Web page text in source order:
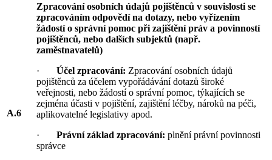
A.6
Zpracování osobních údajů pojištěnců v souvislosti se
zpracováním odpovědí na dotazy, nebo vyřízením
žádostí o správní pomoc při zajištění práv a povinností
pojištěnců, nebo dalších subjektů (např.
zaměstnavatelů)
· Účel zpracování: Zpracování osobních údajů
pojištěnců za účelem vypořádávání dotazů široké
veřejnosti, nebo žádostí o správní pomoc, týkajících se
zejména účasti v pojištění, zajištění léčby, nároků na péči,
aplikovatelné legislativy apod.
· Právní základ zpracování: plnění právní povinnosti
správce